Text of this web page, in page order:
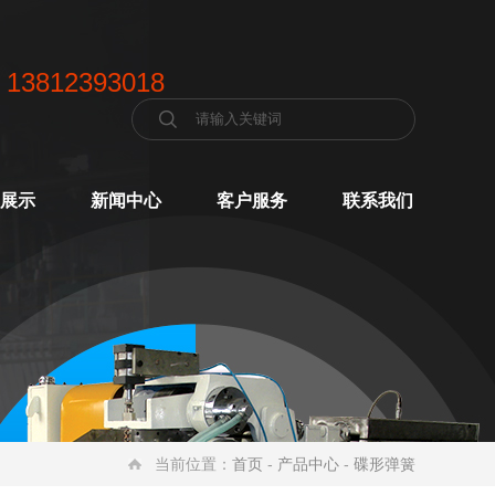
示 新闻中心 客户服务 联系我们
当前位置： 首页 - 产品中心 - 碟形弹簧